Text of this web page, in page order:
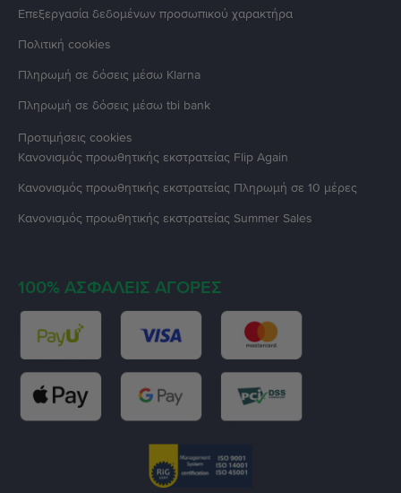
Επεξεργασία δεδομένων προσωπικού χαρακτήρα
Πολιτική cookies
Πληρωμή σε δόσεις μέσω Klarna
Πληρωμή σε δόσεις μέσω tbi bank
Προτιμήσεις cookies
Κανονισμός προωθητικής εκστρατείας Flip Again
Κανονισμός προωθητικής εκστρατείας Πληρωμή σε 10 μέρες
Κανονισμός προωθητικής εκστρατείας Summer Sales
100% ΑΣΦΑΛΕΊΣ ΑΓΟΡΈΣ